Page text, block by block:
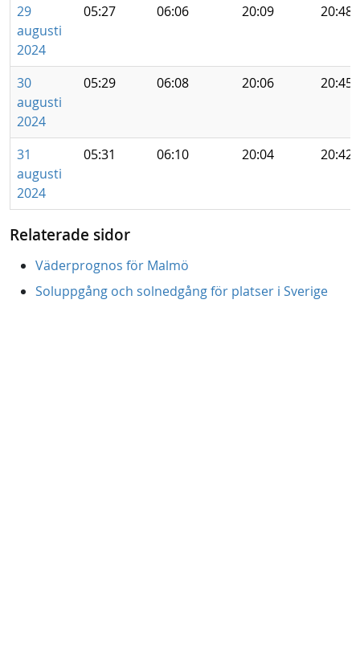
29
augusti
2024
05:27 06:06 20:09 20:48
30
augusti
2024
05:29 06:08 20:06 20:45
31
augusti
2024
05:31 06:10 20:04 20:42
Relaterade sidor
Väderprognos för Malmö
Soluppgång och solnedgång för platser i Sverige